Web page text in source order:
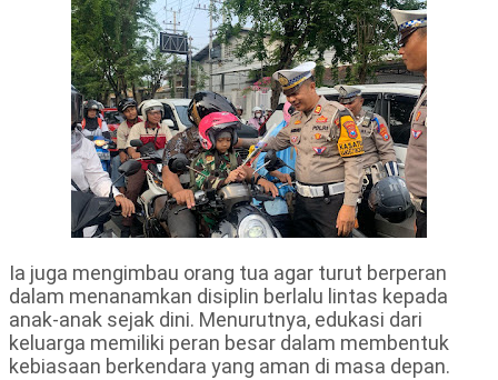
Ia juga mengimbau orang tua agar turut berperan
dalam menanamkan disiplin berlalu lintas kepada
anak-anak sejak dini. Menurutnya, edukasi dari
keluarga memiliki peran besar dalam membentuk
kebiasaan berkendara yang aman di masa depan.